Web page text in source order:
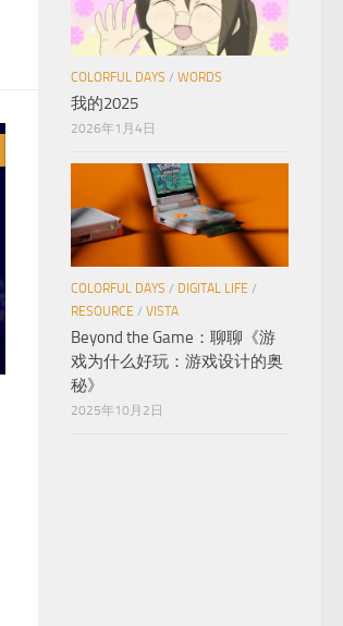
COLORFUL DAYS / WORDS
我的2025
2026年1月4日
COLORFUL DAYS / DIGITAL LIFE /
RESOURCE / VISTA
Beyond the Game：聊聊《游
戏为什么好玩：游戏设计的奥
秘》
2025年10月2日